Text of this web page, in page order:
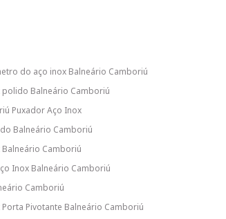
do aço inox Balneário Camboriú
polido Balneário Camboriú
Puxador Aço Inox
Balneário Camboriú
Camboriú
Inox Balneário Camboriú
Camboriú
Pivotante Balneário Camboriú